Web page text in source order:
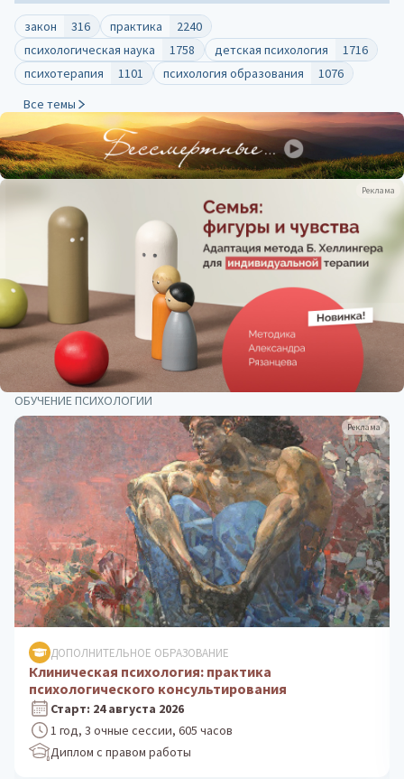
Реклама
закон 316 практика
2240
психологическая наука
1758 детская психология
1716
психотерапия
1101 психология образования
1076
Все темы
ОБУЧЕНИЕ ПСИХОЛОГИИ
Реклама
ДОПОЛНИТЕЛЬНОЕ ОБРАЗОВАНИЕ
Психологическое консультирование: теория и
практика
Старт: 5 октября 2026
1 год, 3 очные сессии, 605 часов
Диплом с правом работы